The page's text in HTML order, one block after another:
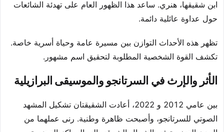
ابن شقيقها، هنري. ساعد هذا الظهور العام على تهدئة الشائعات
حول عداوة عائلية دائمة.
تظهر هذه الأحداث التوازن بين مسيرة عامة وحياة أسرية خاصة.
تكشف القوة الشخصية المطلوبة لتحقيق اسم مشهور.
الأثر والإرث في السرتانجو والموسيقى البرازيلية
بين عامي 2012 و 2022، أعادت الشقيقتان تشكيل المشهد
الصوتي للسرتانجو، وأصبحت ظاهرة وطنية. رنى عملهما من